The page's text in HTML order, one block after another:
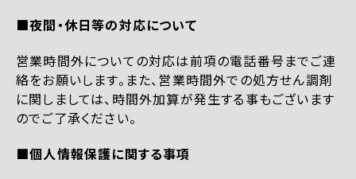
■夜間・休日等の対応について
営業時間外についての対応は前項の電話番号までご連
絡をお願いします。また、営業時間外での処方せん調剤
に関しましては、時間外加算が発生する事もございます
のでご了承ください。
■個人情報保護に関する事項